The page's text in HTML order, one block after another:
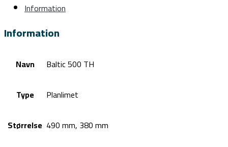
Information
Information
Navn
Baltic 500 TH
Type
Planlimet
Størrelse 490 mm, 380 mm